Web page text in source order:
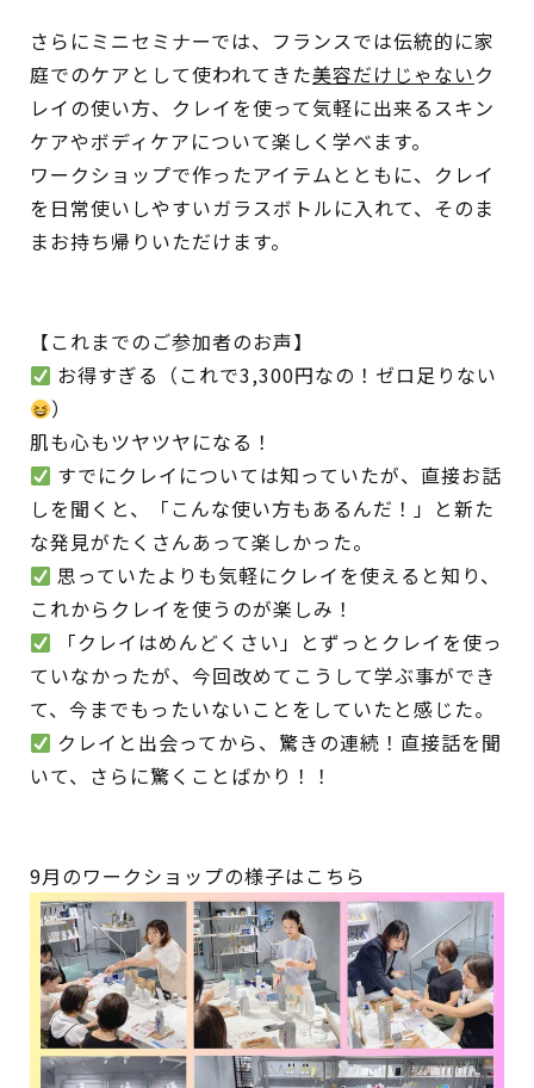
さらにミニセミナーでは、フランスでは伝統的に家
庭でのケアとして使われてきた美容だけじゃないク
レイの使い方、クレイを使って気軽に出来るスキン
ケアやボディケアについて楽しく学べます。
ワークショップで作ったアイテムとともに、クレイ
を日常使いしやすいガラスボトルに入れて、そのま
まお持ち帰りいただけます。
【これまでのご参加者のお声】
お得すぎる（これで3,300円なの！ゼロ足りない
）
肌も心もツヤツヤになる！
すでにクレイについては知っていたが、直接お話
しを聞くと、「こんな使い方もあるんだ！」と新た
な発見がたくさんあって楽しかった。
思っていたよりも気軽にクレイを使えると知り、
これからクレイを使うのが楽しみ！
「クレイはめんどくさい」とずっとクレイを使っ
ていなかったが、今回改めてこうして学ぶ事ができ
て、今までもったいないことをしていたと感じた。
クレイと出会ってから、驚きの連続！直接話を聞
いて、さらに驚くことばかり！！
9月のワークショップの様子はこちら